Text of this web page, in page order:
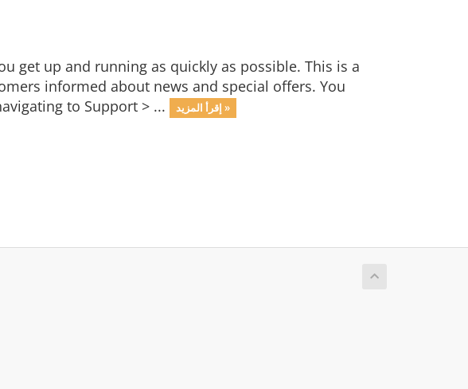
get up and running as quickly as possible. This is a
informed about news and special offers. You
to Support > ...
إقرأ المزيد »